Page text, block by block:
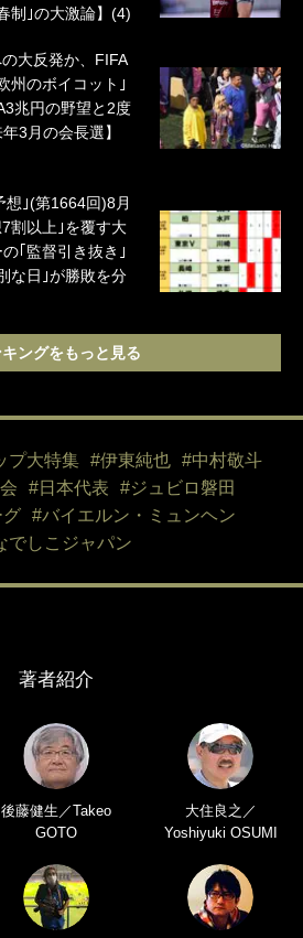
制｣の大激論】(4)
大反発か、FIFA
州のボイコット｣
兆円の野望と2度
3月の会長選】
想｣(第1664回)8月
割以上｣を覆す大
｢監督引き抜き｣
な日｣が勝敗を分
ングをもっと見る
プ大特集 #伊東純也
#中村敬斗
#日本代表
#ジュビロ磐田
#バイエルン・ミュンヘン
でしこジャパン
著者紹介
後藤健生／Takeo
GOTO
大住良之／
Yoshiyuki OSUMI